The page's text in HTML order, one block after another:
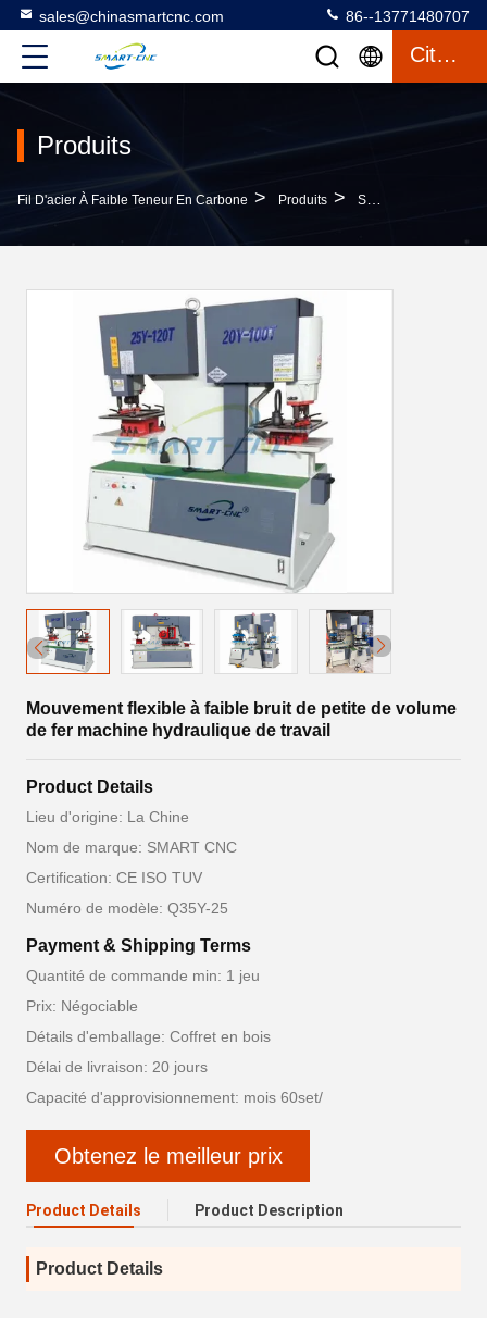
sales@chinasmartcnc.com 86--13771480707
Citation
Produits
Fil D'acier À Faible Teneur En Carbone > Produits > Serrurier Hydraulique
Mouvement flexible à faible bruit de petite de volume
de fer machine hydraulique de travail
Product Details
Lieu d'origine: La Chine
Nom de marque: SMART CNC
Certification: CE ISO TUV
Numéro de modèle: Q35Y-25
Payment & Shipping Terms
Quantité de commande min: 1 jeu
Prix: Négociable
Détails d'emballage: Coffret en bois
Délai de livraison: 20 jours
Capacité d'approvisionnement: mois 60set/
Obtenez le meilleur prix
Product Details Product Description
Product Details